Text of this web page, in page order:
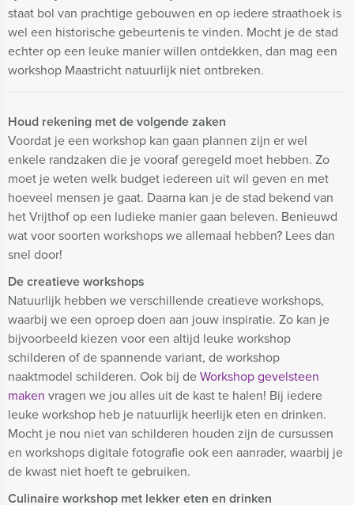
staat bol van prachtige gebouwen en op iedere straathoek is
wel een historische gebeurtenis te vinden. Mocht je de stad
echter op een leuke manier willen ontdekken, dan mag een
workshop Maastricht natuurlijk niet ontbreken.
Houd rekening met de volgende zaken
Voordat je een workshop kan gaan plannen zijn er wel
enkele randzaken die je vooraf geregeld moet hebben. Zo
moet je weten welk budget iedereen uit wil geven en met
hoeveel mensen je gaat. Daarna kan je de stad bekend van
het Vrijthof op een ludieke manier gaan beleven. Benieuwd
wat voor soorten workshops we allemaal hebben? Lees dan
snel door!
De creatieve workshops
Natuurlijk hebben we verschillende creatieve workshops,
waarbij we een oproep doen aan jouw inspiratie. Zo kan je
bijvoorbeeld kiezen voor een altijd leuke workshop
schilderen of de spannende variant, de workshop
naaktmodel schilderen. Ook bij deWorkshop gevelsteen
maken vragen we jou alles uit de kast te halen! Bij iedere
leuke workshop heb je natuurlijk heerlijk eten en drinken.
Mocht je nou niet van schilderen houden zijn de cursussen
en workshops digitale fotografie ook een aanrader, waarbij je
de kwast niet hoeft te gebruiken.
Culinaire workshop met lekker eten en drinken